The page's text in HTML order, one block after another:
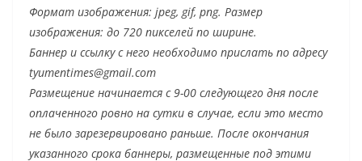
Формат изображения: jpeg, gif, png. Размер
изображения: до 720 пикселей по ширине.
Баннер и ссылку с него необходимо прислать по адресу
tyumentimes@gmail.com
Размещение начинается с 9-00 следующего дня после
оплаченного ровно на сутки в случае, если это место
не было зарезервировано раньше. После окончания
указанного срока баннеры, размещенные под этими